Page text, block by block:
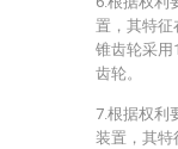
置，其特征
锥齿轮采用
齿轮。
7.根据权利
装置，其特